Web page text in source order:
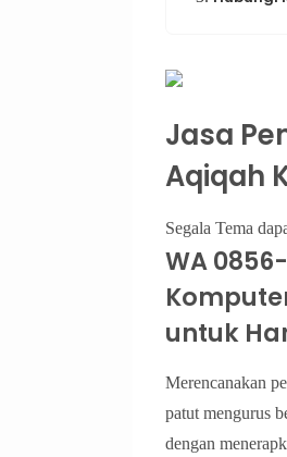
Jasa
Aqiqah
Segala Tema
WA
untuk
Merencanakan
patut mengurus
dengan